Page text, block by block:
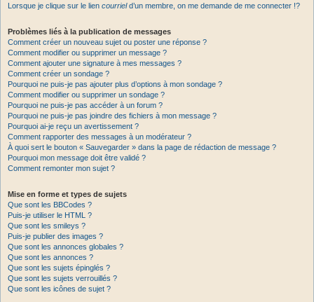
Lorsque je clique sur le lien courrield’un membre, on me demande de me connecter !?
Problèmes liés à la publication de messages
Comment créer un nouveau sujet ou poster une réponse ?
Comment modifier ou supprimer un message ?
Comment ajouter une signature à mes messages ?
Comment créer un sondage ?
Pourquoi ne puis-je pas ajouter plus d’options à mon sondage ?
Comment modifier ou supprimer un sondage ?
Pourquoi ne puis-je pas accéder à un forum ?
Pourquoi ne puis-je pas joindre des fichiers à mon message ?
Pourquoi ai-je reçu un avertissement ?
Comment rapporter des messages à un modérateur ?
À quoi sert le bouton « Sauvegarder » dans la page de rédaction de message ?
Pourquoi mon message doit être validé ?
Comment remonter mon sujet ?
Mise en forme et types de sujets
Que sont les BBCodes ?
Puis-je utiliser le HTML ?
Que sont les smileys ?
Puis-je publier des images ?
Que sont les annonces globales ?
Que sont les annonces ?
Que sont les sujets épinglés ?
Que sont les sujets verrouillés ?
Que sont les icônes de sujet ?